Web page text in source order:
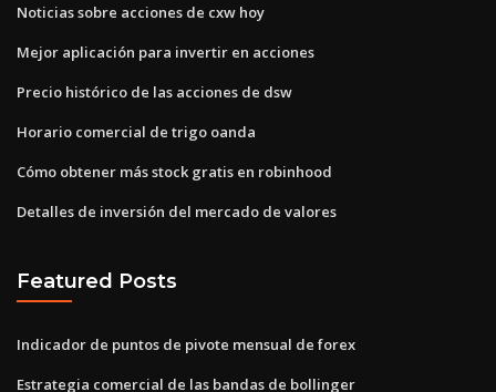
Noticias sobre acciones de cxw hoy
Mejor aplicación para invertir en acciones
Precio histórico de las acciones de dsw
Horario comercial de trigo oanda
Cómo obtener más stock gratis en robinhood
Detalles de inversión del mercado de valores
Featured Posts
Indicador de puntos de pivote mensual de forex
Estrategia comercial de las bandas de bollinger